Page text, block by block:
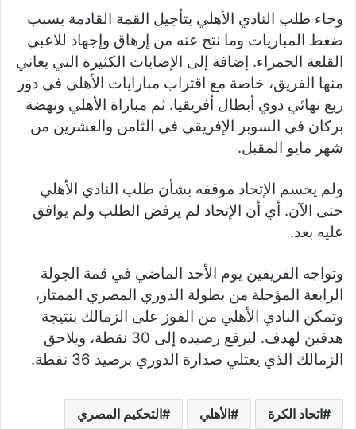
وجاء طلب النادي الأهلي بتأجيل القمة القادمة بسبب
ضغط المباريات وما نتج عنه من إرهاق وإجهاد للاعبي
القلعة الحمراء. إضافة إلى الإصابات الكثيرة التي يعاني
منها الفريق، خاصة مع اقتراب مبارايات الأهلي في دور
ربع نهائي دوي أبطال أفريقيا. ثم مباراة الأهلي ونهضة
بركان في السوبر الإفريقي في الثامن والعشرين من
شهر مايو المقبل.
ولم يحسم الإتحاد موقفه بشأن طلب النادي الأهلي
حتى الآن. أي أن الإتحاد لم يرفض الطلب ولم يوافق
عليه بعد.
وتواجه الفريقين يوم الأحد الماضي في قمة الجولة
الرابعة المؤجلة من بطولة الدوري المصري الممتاز،
وتمكن النادي الأهلي من الفوز على الزمالك بنتيجة
هدفين لهدف. ليرفع رصيده إلى 30 نقطة، ويلاحق
الزمالك الذي يعتلي صدارة الدوري برصيد 36 نقطة.
اتحاد الكرة الأهلي التحكيم المصري